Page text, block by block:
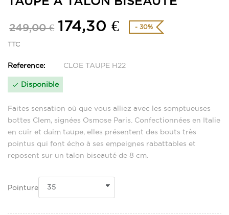
249,00 € 174,30 € - 30%
TTC
Reference: CLOE TAUPE H22
 Disponible
Faites sensation où que vous alliez avec les somptueuses
bottes Clem, signées Osmose Paris. Confectionnées en Italie
en cuir et daim taupe, elles présentent des bouts très
pointus qui font écho à ses empeignes rabattables et
reposent sur un talon biseauté de 8 cm.
Pointure